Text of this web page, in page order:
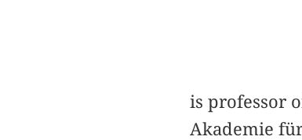
is professor
Akademie